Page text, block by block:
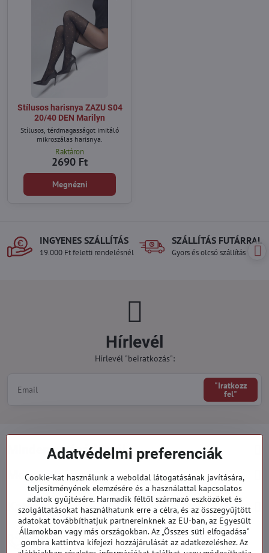
Stílusos harisnya ZAZU S04
20/40 DEN Marilyn
Stílusos, térdmagasságot imitáló
mikroszálas harisnya.
Raktáron
2690 Ft
Megnézni
INGYENES SZÁLLÍTÁS
19.000 Ft feletti rendelésnél
SZÁLLÍTÁS FUTÁRRAL
Gyors és olcsó szállítás
Hírlevél
Hírlevél "beiratkozás":
"Iratkozz
fel"
Minden a vásárlásról
Megrendelések
Kategóriák
919 060 751
Hétfő - Péntek: 09:00 - 15:00 hod.
Adatvédelmi preferenciák
Cookie-kat használunk a weboldal látogatásának javítására,
teljesítményének elemzésére és a használattal kapcsolatos
adatok gyűjtésére. Harmadik féltől származó eszközöket és
szolgáltatásokat használhatunk erre a célra, és az összegyűjtött
adatokat továbbíthatjuk partnereinknek az EU-ban, az Egyesült
Államokban vagy más országokban. Az „Összes süti elfogadása"
gombra kattintva kifejezi hozzájárulását az adatkezeléshez. Az